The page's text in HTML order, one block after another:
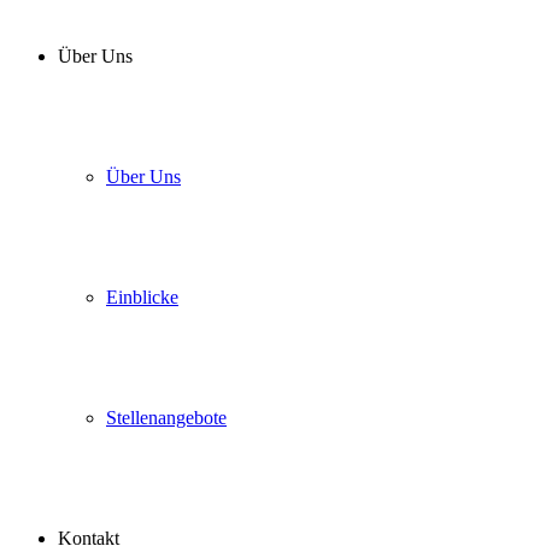
Über Uns
Über Uns
Einblicke
Stellenangebote
Kontakt